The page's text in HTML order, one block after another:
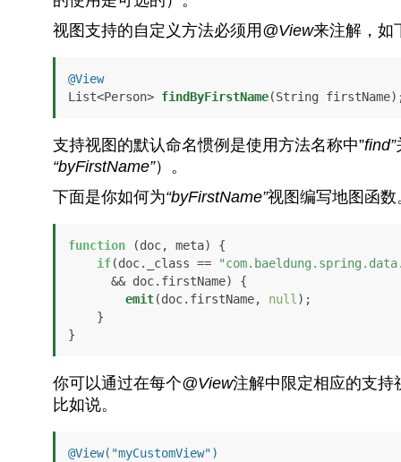
视图支持的自定义方法必须用 @View来注解，如
@View
List<Person> findByFirstName(String firstName)
支持视图的默认命名惯例是使用方法名称中”find”
“byFirstName”）。
下面是你如何为“byFirstName”视图编写地图函数
function (doc, meta) {
if(doc. _class ==
      && doc.
firstName) {
emit(doc. firstName, null);
}
你可以通过在每个@View注解中限定相应的支持
比如说。
@View("myCustomView")